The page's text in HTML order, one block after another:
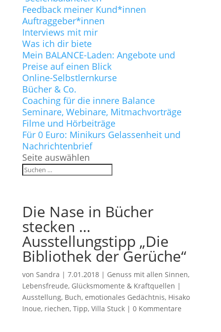
Feedback meiner Kund*innen
Auftraggeber*innen
Interviews mit mir
Was ich dir biete
Mein BALANCE-Laden: Angebote und
Preise auf einen Blick
Online-Selbstlernkurse
Bücher & Co.
Coaching für die innere Balance
Seminare, Webinare, Mitmachvorträge
Filme und Hörbeiträge
Für 0 Euro: Minikurs Gelassenheit und
Nachrichtenbrief
Seite auswählen
Die Nase in Bücher
stecken …
Ausstellungstipp „Die
Bibliothek der Gerüche“
von Sandra | 7.01.2018| Genuss mit allen Sinnen,
Lebensfreude, Glücksmomente & Kraftquellen |
Ausstellung, Buch, emotionales Gedächtnis, Hisako
Inoue, riechen, Tipp, Villa Stuck| 0 Kommentare